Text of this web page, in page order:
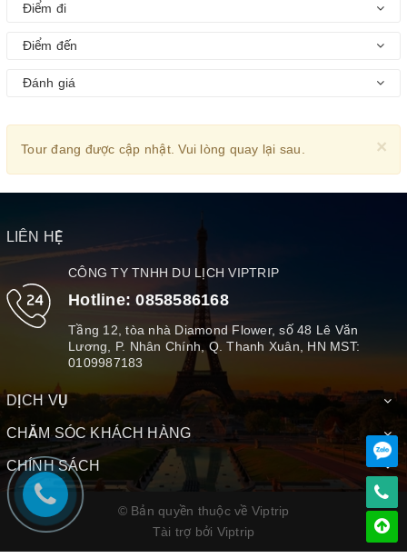
Điểm đi
Điểm đến
Đánh giá
×
Tour đang được cập nhật. Vui lòng quay lại sau.
LIÊN HỆ
CÔNG TY TNHH DU LỊCH VIPTRIP
Hotline:0858586168
Tầng 12, tòa nhà Diamond Flower, số 48 Lê Văn
Lương, P. Nhân Chính, Q. Thanh Xuân, HN MST:
0109987183
DỊCH VỤ
CHĂM SÓC KHÁCH HÀNG
CHÍNH SÁCH
© Bản quyền thuộc về Viptrip
Tài trợ bởi Viptrip